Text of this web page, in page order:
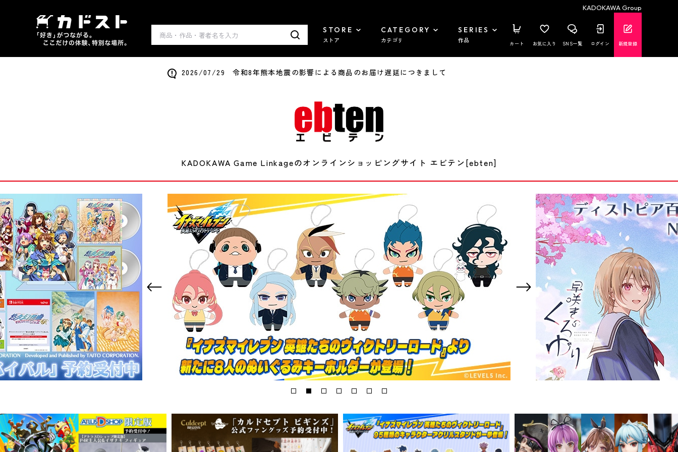
KADOKAWA Group
STORE
ストア
CATEGORY
カテゴリ
SERIES
作品 カート お気に入り SNS一覧 ログイン 新規登録
2026/07/29 令和8年熊本地震の影響による商品のお届け遅延につきまして
KADOKAWA Game Linkageのオンラインショッピングサイト エビテン[ebten]